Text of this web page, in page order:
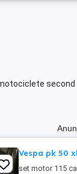
second
Vespa pk 50 xl
set motor 115